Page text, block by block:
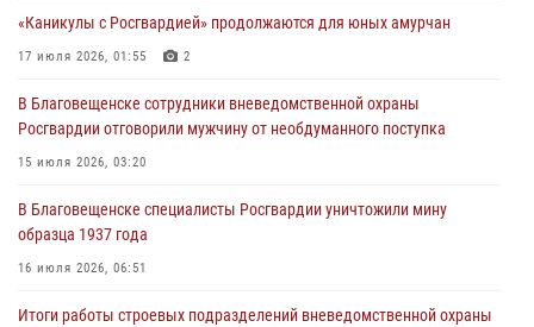
23 июля 2026, 00:00
Координационного совета по вопросам частной охранной
деятельности при Управлении Росгвардии по Амурской области
21 июля 2026, 01:10
«Каникулы с Росгвардией» продолжаются для юных амурчан
17 июля 2026, 01:55 2
В Благовещенске сотрудники вневедомственной охраны
Росгвардии отговорили мужчину от необдуманного поступка
15 июля 2026, 03:20
В Благовещенске специалисты Росгвардии уничтожили мину
образца 1937 года
16 июля 2026, 06:51
Итоги работы строевых подразделений вневедомственной охраны